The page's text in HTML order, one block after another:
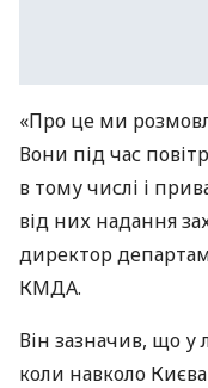
«Про це ми
Вони під час
в тому числі і
від них надання
директор
КМДА.
Він зазначив, що у
коли навколо